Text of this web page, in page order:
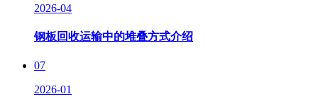
2026-04
钢板回收运输中的堆叠方式介绍
07
2026-01